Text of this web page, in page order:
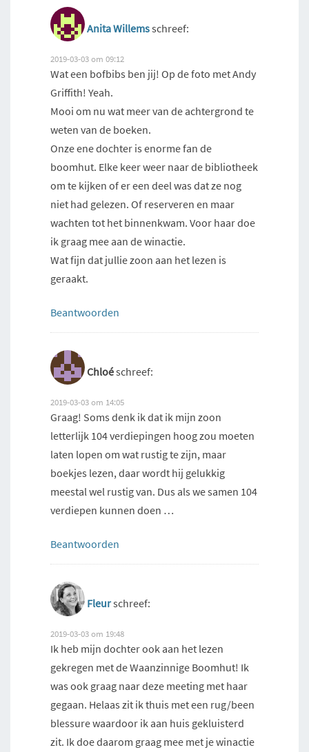
Anita Willemsschreef:
2019-03-03 om 09:12
Wat een bofbibs ben jij! Op de foto met Andy
Griffith! Yeah.
Mooi om nu wat meer van de achtergrond te
weten van de boeken.
Onze ene dochter is enorme fan de
boomhut. Elke keer weer naar de bibliotheek
om te kijken of er een deel was dat ze nog
niet had gelezen. Of reserveren en maar
wachten tot het binnenkwam. Voor haar doe
ik graag mee aan de winactie.
Wat fijn dat jullie zoon aan het lezen is
geraakt.
Beantwoorden
Chloéschreef:
2019-03-03 om 14:05
Graag! Soms denk ik dat ik mijn zoon
letterlijk 104 verdiepingen hoog zou moeten
laten lopen om wat rustig te zijn, maar
boekjes lezen, daar wordt hij gelukkig
meestal wel rustig van. Dus als we samen 104
verdiepen kunnen doen …
Beantwoorden
Fleurschreef:
2019-03-03 om 19:48
Ik heb mijn dochter ook aan het lezen
gekregen met de Waanzinnige Boomhut! Ik
was ook graag naar deze meeting met haar
gegaan. Helaas zit ik thuis met een rug/been
blessure waardoor ik aan huis gekluisterd
zit. Ik doe daarom graag mee met je winactie